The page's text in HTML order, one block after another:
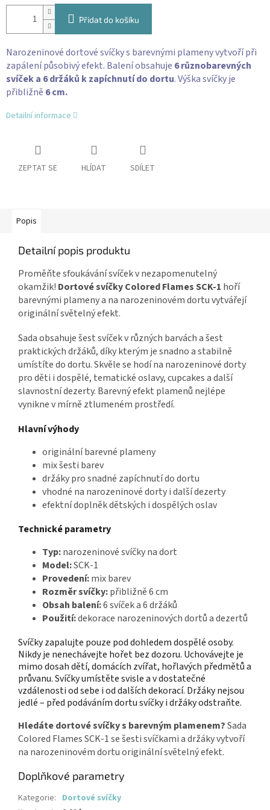
Přidat do košíku
Narozeninové dortové svíčky s barevnými plameny vytvoří při
zapálení působivý efekt. Balení obsahuje 6 různobarevných
svíček a 6 držáků k zapíchnutí do dortu. Výška svíčky je
přibližně 6 cm.
Detailní informace
ZEPTAT SE HLÍDAT SDÍLET
Popis
Detailní popis produktu
Proměňte sfoukávání svíček v nezapomenutelný
okamžik! Dortové svíčky Colored Flames SCK-1 hoří
barevnými plameny a na narozeninovém dortu vytvářejí
originální světelný efekt.
Sada obsahuje šest svíček v různých barvách a šest
praktických držáků, díky kterým je snadno a stabilně
umístíte do dortu. Skvěle se hodí na narozeninové dorty
pro děti i dospělé, tematické oslavy, cupcakes a další
slavnostní dezerty. Barevný efekt plamenů nejlépe
vynikne v mírně ztlumeném prostředí.
Hlavní výhody
originální barevné plameny
mix šesti barev
držáky pro snadné zapíchnutí do dortu
vhodné na narozeninové dorty i další dezerty
efektní doplněk dětských i dospělých oslav
Technické parametry
Typ:narozeninové svíčky na dort
Model:SCK-1
Provedení:mix barev
Rozměr svíčky:přibližně 6 cm
Obsah balení:6 svíček a 6 držáků
Použití:dekorace narozeninových dortů a dezertů
Svíčky zapalujte pouze pod dohledem dospělé osoby.
Nikdy je nenechávejte hořet bez dozoru. Uchovávejte je
mimo dosah dětí, domácích zvířat, hořlavých předmětů a
průvanu. Svíčky umístěte svisle a v dostatečné
vzdálenosti od sebe i od dalších dekorací. Držáky nejsou
jedlé – před podáváním dortu svíčky i držáky odstraňte.
Hledáte dortové svíčky s barevným plamenem?Sada
Colored Flames SCK-1 se šesti svíčkami a držáky vytvoří
na narozeninovém dortu originální světelný efekt.
Doplňkové parametry
Kategorie: Dortové svíčky